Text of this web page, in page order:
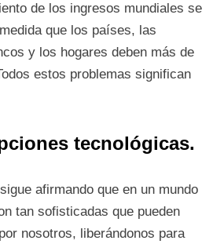
de los ingresos mundiales se
que los países, las
y los hogares deben más de
estos problemas significan
tecnológicas.
afirmando que en un mundo
tan sofisticadas que pueden
nosotros, liberándonos para